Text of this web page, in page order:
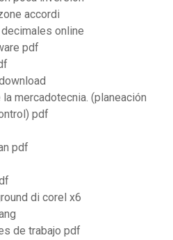
accordi
online
pdf
mercadotecnia. (planeación
pdf
pdf
di corel x6
de trabajo pdf